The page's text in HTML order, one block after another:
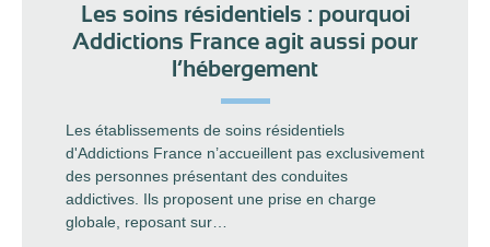
Les soins résidentiels : pourquoi
Addictions France agit aussi pour
l’hébergement
Les établissements de soins résidentiels
d'Addictions France n’accueillent pas exclusivement
des personnes présentant des conduites
addictives. Ils proposent une prise en charge
globale, reposant sur…